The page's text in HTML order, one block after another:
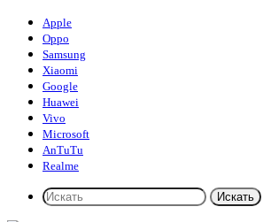
Apple
Oppo
Samsung
Xiaomi
Google
Huawei
Vivo
Microsoft
AnTuTu
Realme
Искать